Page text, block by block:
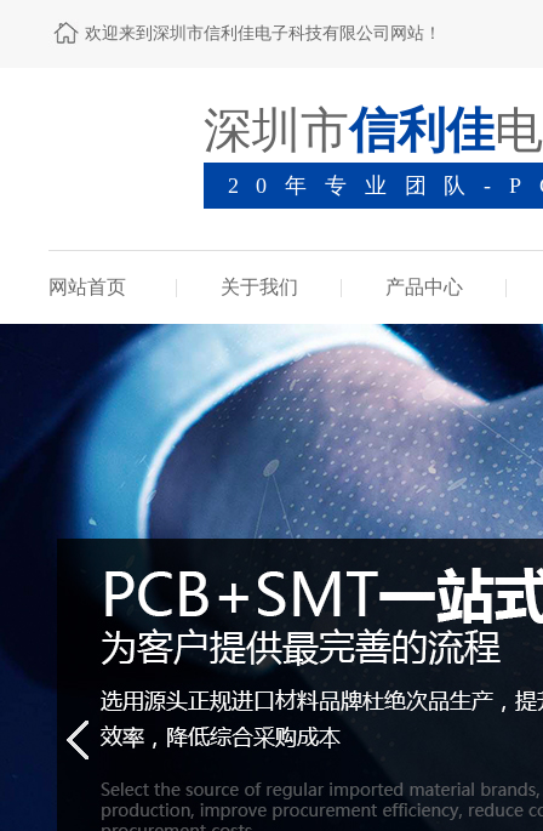
欢迎来到深圳市信利佳电子科技有限公司网站！
深圳市信利佳
20年专业团队-
网站首页 关于我们 产品中心